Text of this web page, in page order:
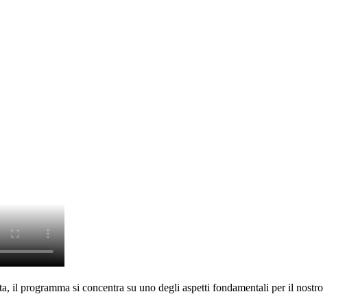
il programma si concentra su uno degli aspetti fondamentali per il nostro